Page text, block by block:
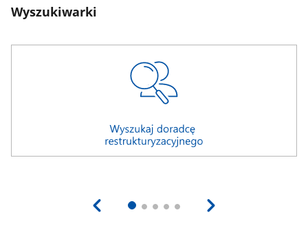
Wyszukiwarki